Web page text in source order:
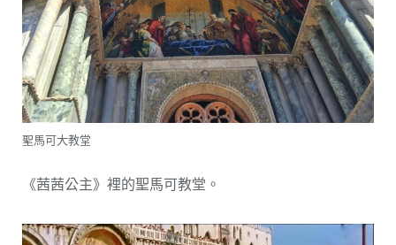
聖馬可大教堂
《茜茜公主》裡的聖馬可教堂。